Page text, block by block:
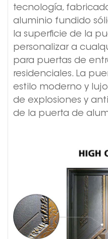
tecnología,
aluminio fundido
la superficie de la
personalizar a
para puertas de
residenciales. La
estilo moderno y
de explosiones y
de la puerta de